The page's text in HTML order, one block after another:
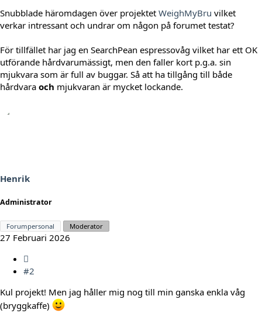
Snubblade häromdagen över projektet WeighMyBru vilket
verkar intressant och undrar om någon på forumet testat?
För tillfället har jag en SearchPean espressovåg vilket har ett OK
utförande hårdvarumässigt, men den faller kort p.g.a. sin
mjukvara som är full av buggar. Så att ha tillgång till både
hårdvara och mjukvaran är mycket lockande.
Henrik
Administrator
Forumpersonal Moderator
27 Februari 2026
#2
Kul projekt! Men jag håller mig nog till min ganska enkla våg
(bryggkaffe)